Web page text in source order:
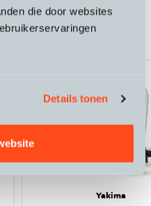
die door websites
Details tonen
de Klever Y Gala
Yakima